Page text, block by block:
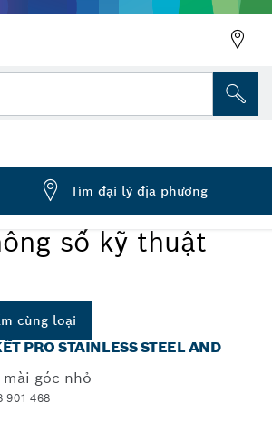
PRO Stainless Steel and Metal tốc độ dùng
số kỹ thuật
cùng loại
PRO STAINLESS STEEL AND
góc nhỏ
901 468
ĐÃ CHỌN
Steel and Metal, 105
Tìm đại lý địa phương